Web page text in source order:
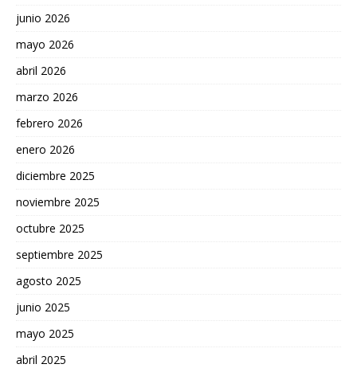
junio 2026
mayo 2026
abril 2026
marzo 2026
febrero 2026
enero 2026
diciembre 2025
noviembre 2025
octubre 2025
septiembre 2025
agosto 2025
junio 2025
mayo 2025
abril 2025